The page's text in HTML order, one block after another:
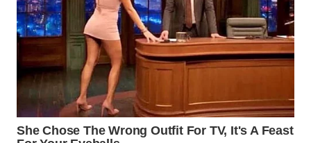
WN
MADURA
WN
SURABAYA
WN
NATUNA